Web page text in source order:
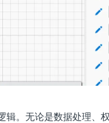
。无论是数据处理